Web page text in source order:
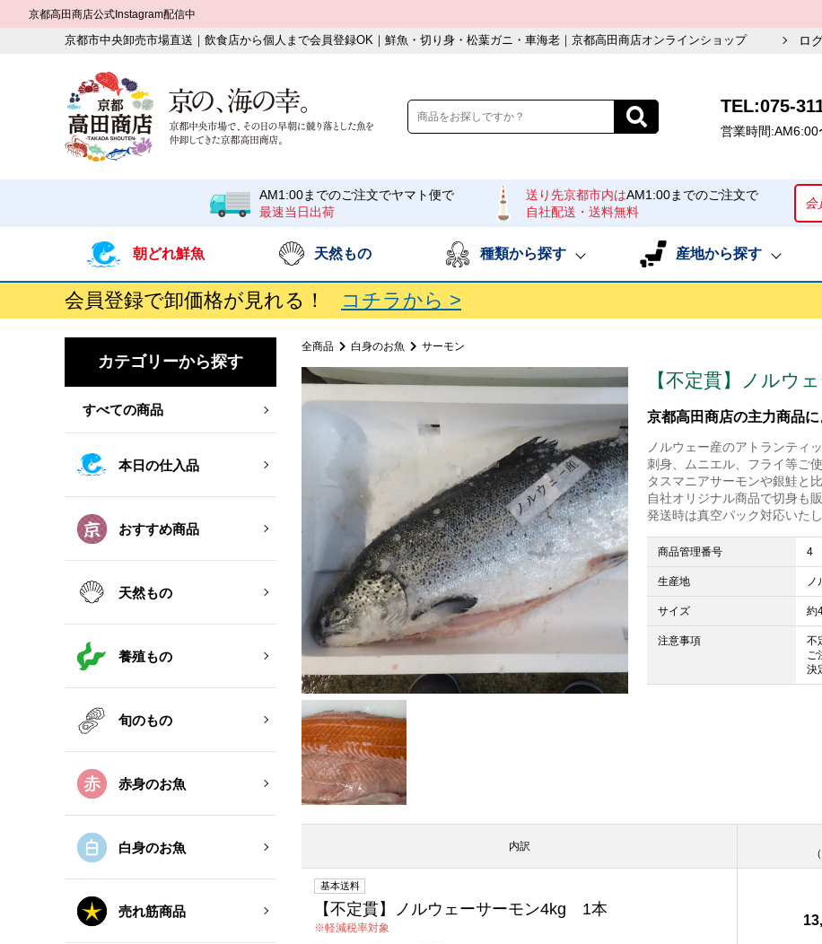
京都高田商店公式Instagram配信中
京都市中央卸売市場直送｜飲食店から個人まで会員登録OK｜鮮魚・切り身・松葉ガニ・車海老｜京都高田商店オンラインショップ ロ
TEL:075-
営業時間:AM6:00
AM1:00までのご注文でヤマト便で
最速当日出荷
送り先京都市内はAM1:00までのご注文で
自社配送・送料無料
会
朝どれ鮮魚 天然もの 種類から探す 産地から探す
会員登録で卸価格が見れる！ コチラから >
全商品 白身のお魚 サーモン
【不定貫】ノルウ
京都高田商店の主力商品
ノルウェー産のアトランティ
刺身、ムニエル、フライ等ご使
タスマニアサーモンや銀鮭と
自社オリジナル商品で切身も
発送時は真空パック対応いたし
商品管理番号 4
生産地 ノ
サイズ 約
注意事項
不
ご
決
内訳
基本送料
【不定貫】ノルウェーサーモン4kg 1本
軽減税率対象
カテゴリーから探す
すべての商品
本日の仕入品
おすすめ商品
天然もの
養殖もの
旬のもの
赤身のお魚
白身のお魚
売れ筋商品